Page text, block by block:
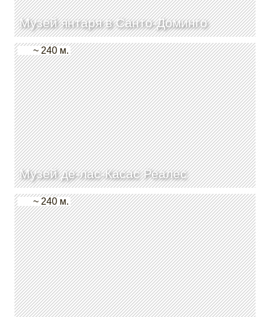
Музей янтаря в Санто-Доминго
Музей де-лас-Касас Реалес
~ 240 м.
~ 240 м.